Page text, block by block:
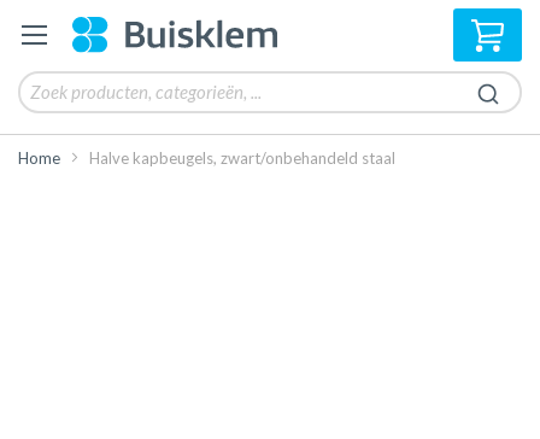
Home Halve kapbeugels, zwart/onbehandeld staal